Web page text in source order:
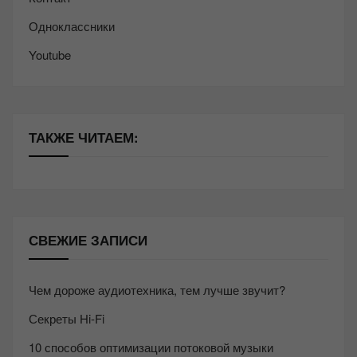
Одноклассники
Youtube
ТАКЖЕ ЧИТАЕМ:
СВЕЖИЕ ЗАПИСИ
Чем дороже аудиотехника, тем лучше звучит?
Секреты Hi-Fi
10 способов оптимизации потоковой музыки